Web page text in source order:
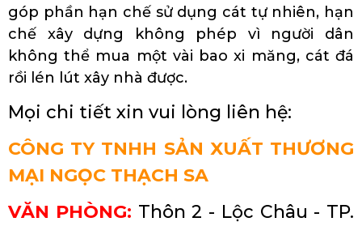
góp phần hạn chế sử dụng cát tự nhiên, hạn
chế xây dựng không phép vì người dân
không thể mua một vài bao xi măng, cát đá
rồi lén lút xây nhà được.
Mọi chi tiết xin vui lòng liên hệ:
CÔNG TY TNHH SẢN XUẤT THƯƠNG
MẠI NGỌC THẠCH SA
VĂN PHÒNG: Thôn 2 - Lộc Châu - TP.